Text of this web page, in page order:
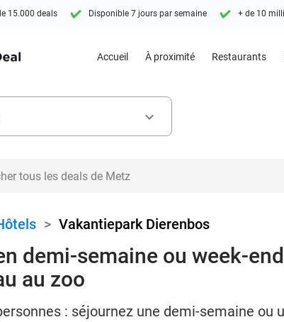
15.000 deals Disponible 7 jours par semaine + de 10
Accueil À proximité Restaurants
keyboard_arrow_down
> Vakantiepark Dierenbos
demi-semaine ou week-
au zoo
: séjournez une demi-semaine